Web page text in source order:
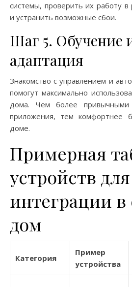
системы, проверить их работу в
и устранить возможные сбои.
Шаг 5. Обучение
адаптация
Знакомство с управлением и
помогут максимально
дома. Чем более привычными
приложения, тем комфортнее
доме.
Примерная
устройств для
интеграции
дом
Категория
Пример
устройства